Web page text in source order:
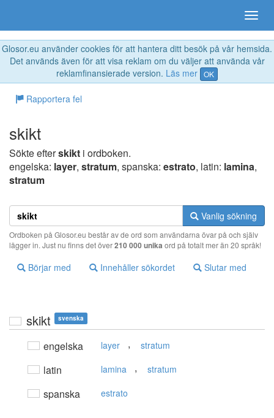
Glosor.eu använder cookies för att hantera ditt besök på vår hemsida.
Det används även för att visa reklam om du väljer att använda vår
reklamfinansierade version. Läs mer OK
Rapportera fel
skikt
Sökte efterskikt i ordboken.
engelska: layer, stratum, spanska: estrato, latin: lamina,
stratum
Vanlig sökning
Ordboken på Glosor.eu består av de ord som användarna övar på och själv
lägger in. Just nu finns det över210 000 unika ord på totalt mer än 20 språk!
Börjar med Innehåller sökordet Slutar med
skikt svenska
engelska layer , stratum
latin lamina , stratum
spanska estrato